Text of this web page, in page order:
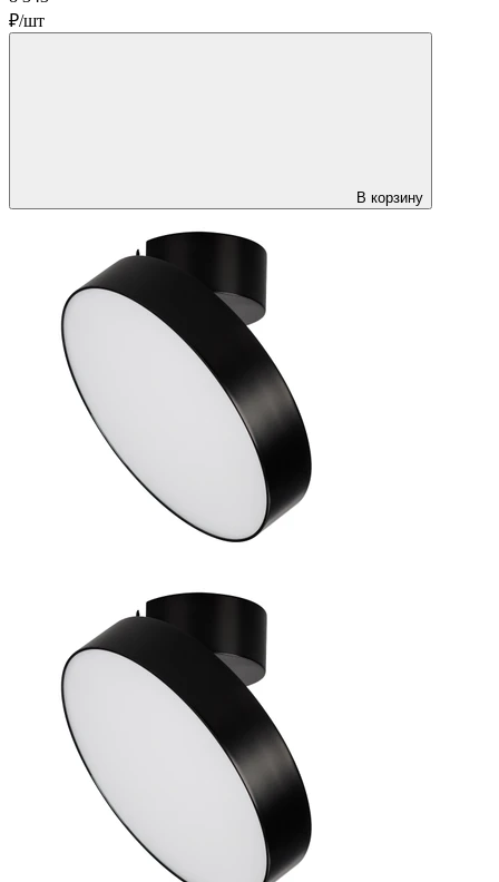
₽/шт
В корзину